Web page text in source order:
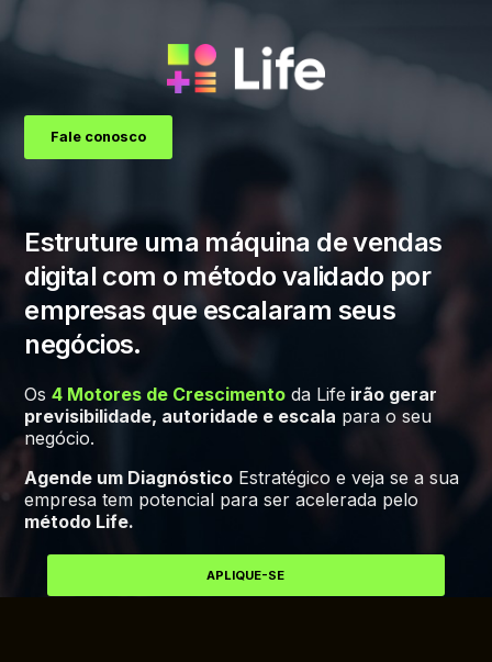
Fale conosco
Estruture uma máquina de vendas
digital com o método validado por
empresas que escalaram seus
negócios.
Os4 Motores de Crescimento da Life irão gerar
previsibilidade, autoridade e escala para o seu
negócio.
Agende um Diagnóstico Estratégico e veja se a sua
empresa tem potencial para ser acelerada pelo
método Life.
APLIQUE-SE